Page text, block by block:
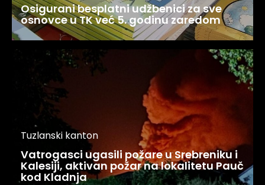
Osigurani besplatni udžbenici za sve
osnovce u TK već 5. godinu zaredom
Tuzlanski kanton
Vatrogasci ugasili požare u Srebreniku i
Kalesiji, aktivan požar na lokalitetu Pauč
kod Kladnja